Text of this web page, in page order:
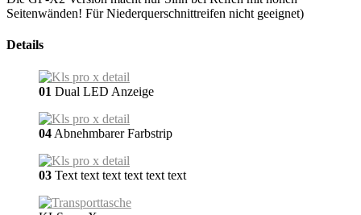
Seitenwänden! Für Niederquerschnittreifen nicht geeignet)
Details
01 Dual LED Anzeige
04 Abnehmbarer Farbstrip
03 Text text text text text text